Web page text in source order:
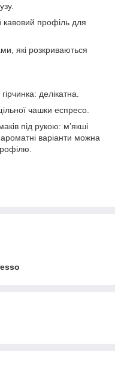
профіль для
які розкриваються
делікатна.
чашки еспресо.
під рукою: м’якші
варіанти можна